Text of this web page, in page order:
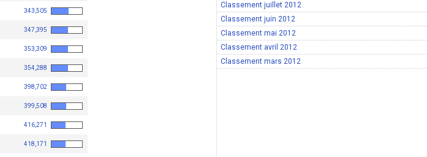
343,505
347,395
353,309
354,288
398,702
399,508
416,271
418,171
Classement juillet 2012
Classement juin 2012
Classement mai 2012
Classement avril 2012
Classement mars 2012